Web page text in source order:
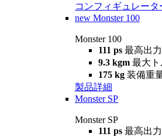
コンフィギュレータ
new Monster 100
Monster 100
111 ps 最高出力
9.3 kgm 最大ト
175 kg 装備重
製品詳細
Monster SP
Monster SP
111 ps 最高出力